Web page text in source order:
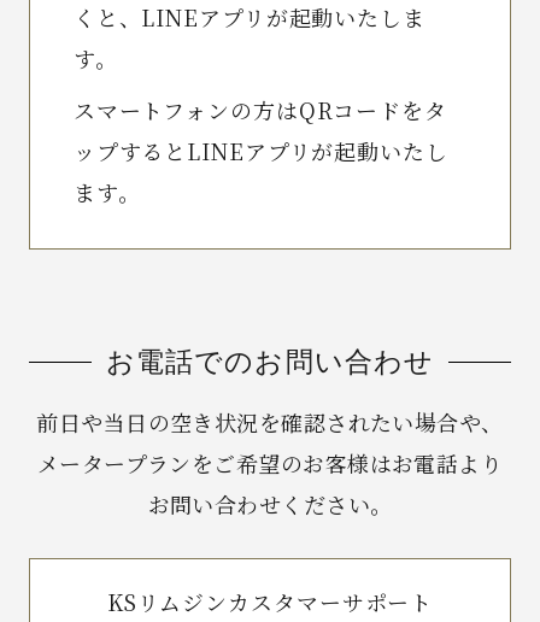
くと、LINEアプリが起動いたしま
す。
スマートフォンの方はQRコードをタ
ップするとLINEアプリが起動いたし
ます。
お電話でのお問い合わせ
前日や当日の空き状況を確認されたい場合や、
メータープランをご希望のお客様はお電話より
お問い合わせください。
KSリムジンカスタマーサポート